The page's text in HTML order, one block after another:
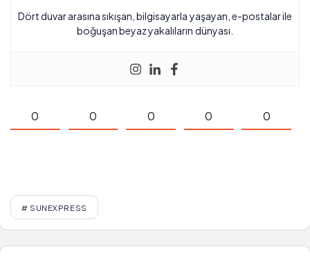
Dört duvar arasına sıkışan, bilgisayarla yaşayan, e-postalar ile
boğuşan beyaz yakalıların dünyası.
0 0 0 0 0
# SUNEXPRESS